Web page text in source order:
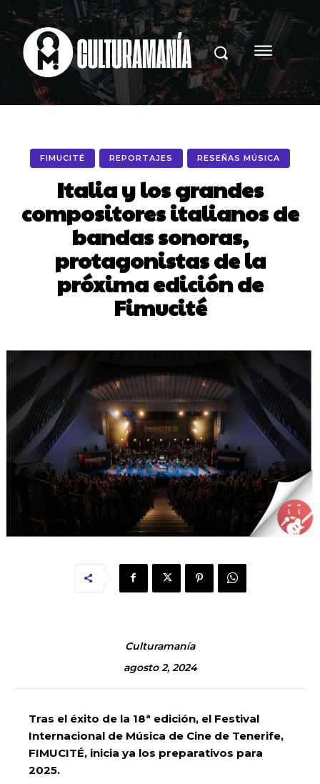
FIMUCITÉ REPORTAJES RESEÑAS MÚSICA
Italia y los grandes
compositores italianos de
bandas sonoras,
protagonistas de la
próxima edición de
Fimucité
Culturamanía
agosto 2, 2024
Tras el éxito de la 18ª edición, el Festival
Internacional de Música de Cine de Tenerife,
FIMUCITÉ, inicia ya los preparativos para
2025.